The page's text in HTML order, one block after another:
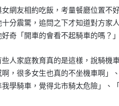
網友相約吃飯，考量餐廳位置不
分震驚，追問之下才知道對方家
奇「開車的會看不起騎車的嗎？」
人家庭教育真的是這樣，說騎機
啊，很多女生也真的不坐機車啊
學騎車，覺得北市騎太危險」、